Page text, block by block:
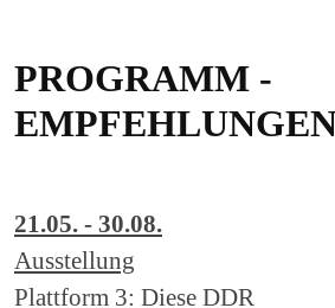
PROGRAMM -
21.05. - 30.08.
Ausstellung
Plattform 3: Diese DDR